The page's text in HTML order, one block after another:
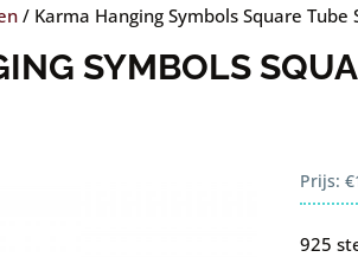
/ Karma Hanging Symbols Square Tube
SYMBOLS
Prijs:€
925